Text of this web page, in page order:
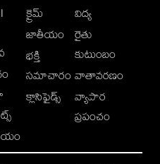
క్రైమ్
జాతీయం
భక్తి
సమాచారం
క్లాసిఫైడ్స్
విద్య
రైతు
కుటుంబం
వాతావరణం
వ్యాపార
ప్రపంచం